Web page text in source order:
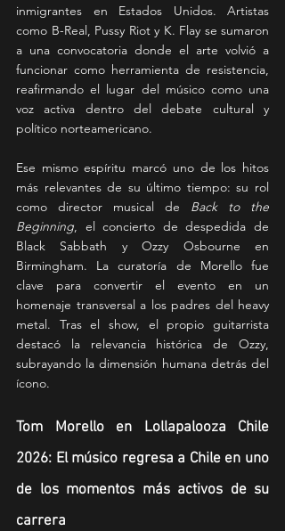
inmigrantes en Estados Unidos. Artistas
como B-Real, Pussy Riot y K. Flay se sumaron
a una convocatoria donde el arte volvió a
funcionar como herramienta de resistencia,
reafirmando el lugar del músico como una
voz activa dentro del debate cultural y
político norteamericano.
Ese mismo espíritu marcó uno de los hitos
más relevantes de su último tiempo: su rol
como director musical de Back to the
Beginning, el concierto de despedida de
Black Sabbath y Ozzy Osbourne en
Birmingham. La curatoría de Morello fue
clave para convertir el evento en un
homenaje transversal a los padres del heavy
metal. Tras el show, el propio guitarrista
destacó la relevancia histórica de Ozzy,
subrayando la dimensión humana detrás del
ícono.
Tom Morello en Lollapalooza Chile
2026: El músico regresa a Chile en uno
de los momentos más activos de su
carrera